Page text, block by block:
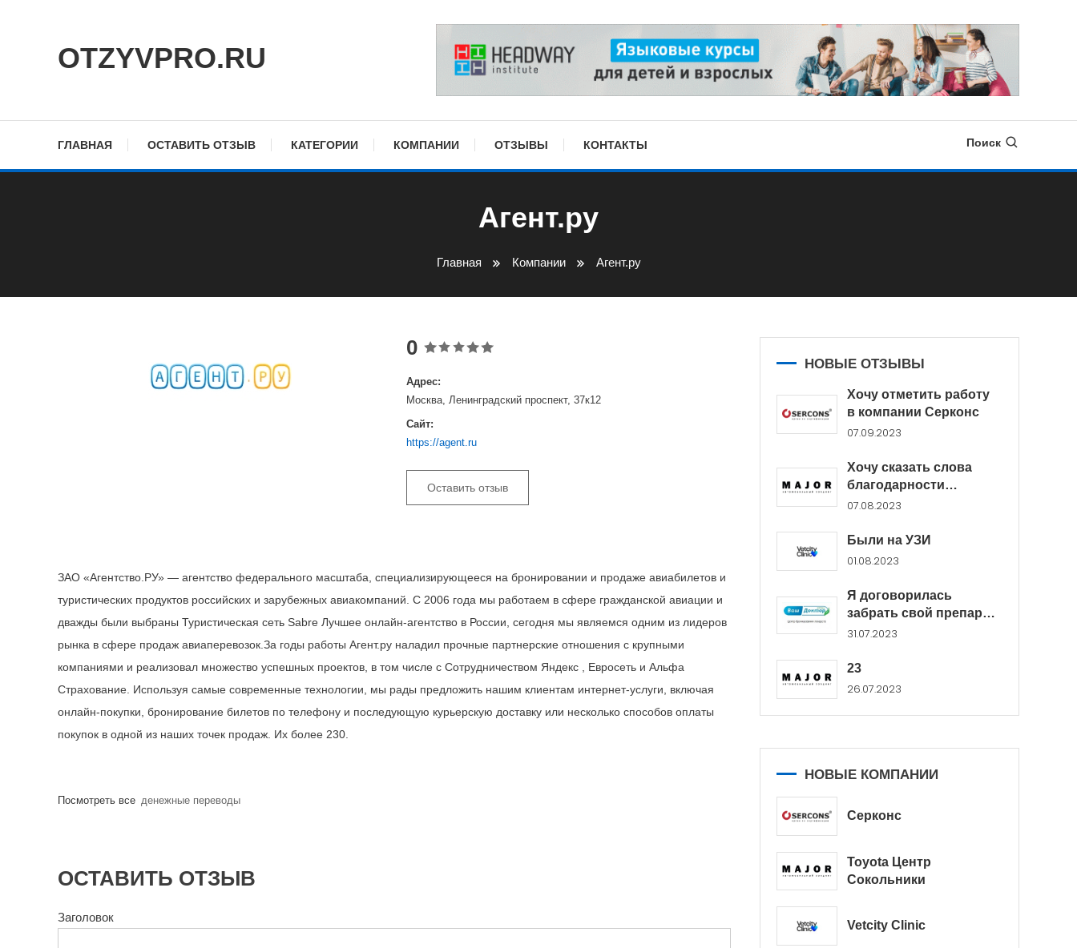
OTZYVPRO.RU
ГЛАВНАЯ ОСТАВИТЬ ОТЗЫВ КАТЕГОРИИ КОМПАНИИ ОТЗЫВЫ КОНТАКТЫ Поиск
Агент.ру
Главная Компании Агент.ру
0
Адрес:
Москва, Ленинградский проспект, 37к12
Сайт:
https://agent.ru
Оставить отзыв
ЗАО «Агентство.РУ» — агентство федерального масштаба, специализирующееся на бронировании и продаже авиабилетов и
туристических продуктов российских и зарубежных авиакомпаний. С 2006 года мы работаем в сфере гражданской авиации и
дважды были выбраны Туристическая сеть Sabre Лучшее онлайн-агентство в России, сегодня мы являемся одним из лидеров
рынка в сфере продаж авиаперевозок.За годы работы Агент.ру наладил прочные партнерские отношения с крупными
компаниями и реализовал множество успешных проектов, в том числе с Сотрудничеством Яндекс , Евросеть и Альфа
Страхование. Используя самые современные технологии, мы рады предложить нашим клиентам интернет-услуги, включая
онлайн-покупки, бронирование билетов по телефону и последующую курьерскую доставку или несколько способов оплаты
покупок в одной из наших точек продаж. Их более 230.
Посмотреть все денежные переводы
ОСТАВИТЬ ОТЗЫВ
Заголовок
НОВЫЕ ОТЗЫВЫ
Хочу отметить работу
в компании Серконс
07.09.2023
Хочу сказать слова
благодарности
менеджерам Major...
07.08.2023
Были на УЗИ
01.08.2023
Я договорилась
забрать свой препарат
в...
31.07.2023
23
26.07.2023
НОВЫЕ КОМПАНИИ
Серконс
Toyota Центр
Сокольники
Vetcity Clinic